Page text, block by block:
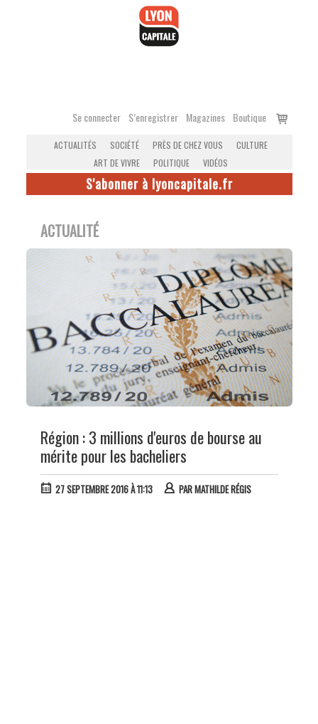
Se connecter S’enregistrer Magazines Boutique
Voir
ACTUALITÉS SOCIÉTÉ PRÈS DE CHEZ VOUS
CULTURE
ART DE VIVRE
POLITIQUE VIDÉOS
S'abonner à lyoncapitale.fr
ACTUALITÉ
Région : 3 millions d'euros de bourse au
mérite pour les bacheliers
27 SEPTEMBRE 2016 À 11:13 PARMATHILDE RÉGIS